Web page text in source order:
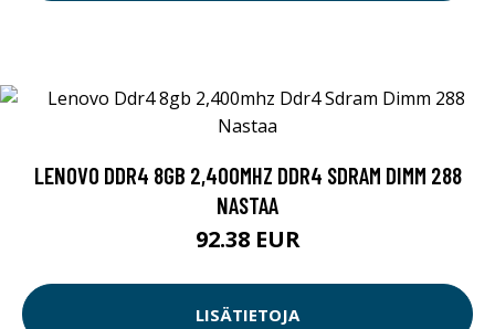
LENOVO DDR4 8GB 2,400MHZ DDR4 SDRAM DIMM 288
NASTAA
92.38 EUR
LISÄTIETOJA